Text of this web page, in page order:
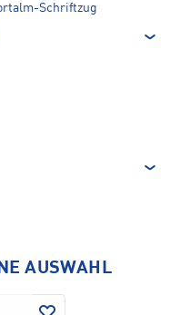
Schriftzug
AUSWAHL